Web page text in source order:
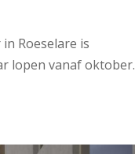
Roeselare is
lopen vanaf oktober.